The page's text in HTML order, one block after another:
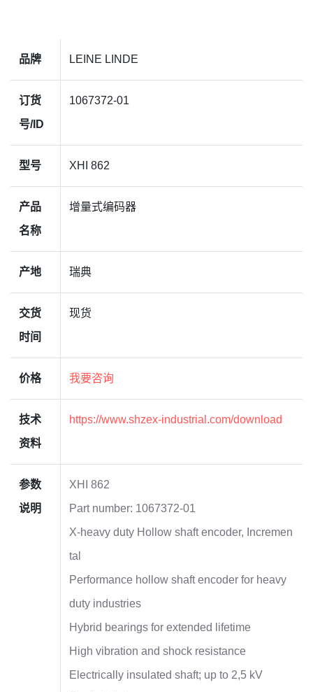
品牌 LEINE LINDE
订货
号/ID
1067372-01
型号 XHI 862
产品
名称
增量式编码器
产地 瑞典
交货
时间
现货
价格 我要咨询
技术
资料
https://www.shzex-industrial.com/download
参数
说明
XHI 862
Part number: 1067372-01
X-heavy duty Hollow shaft encoder, Incremen
tal
Performance hollow shaft encoder for heavy
duty industries
Hybrid bearings for extended lifetime
High vibration and shock resistance
Electrically insulated shaft; up to 2,5 kV